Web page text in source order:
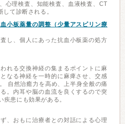
心理検査、知能検査、血液検査、CT
て診断される。
小板薬量の調整（少量アスピリン療
し、個人にあった抗血小板薬の処方
れる交換神経の集まるポイントに麻
なる神経を一時的に麻痺させ、交感
自然治癒力を高め、上半身全般の痛
。内耳や脳の血流を良くするので突
患にも効果がある。
、おもに治療者との対話による心理